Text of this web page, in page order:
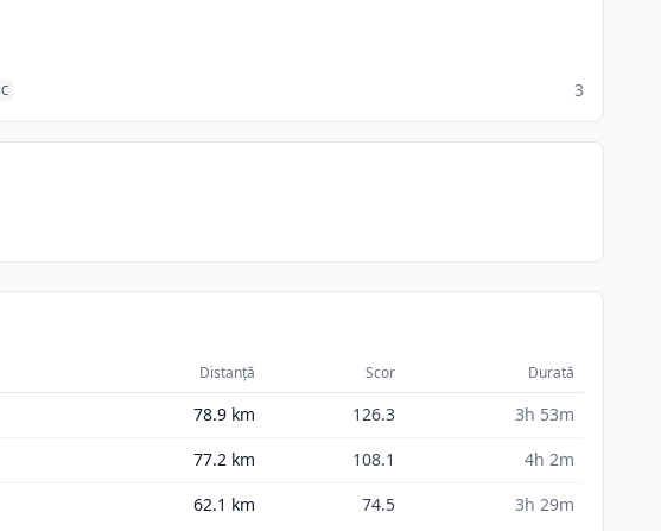
C 3
Distanță Scor Durată
78.9 km 126.3
3h 53m
77.2 km 108.1
4h 2m
62.1 km 74.5 3h 29m